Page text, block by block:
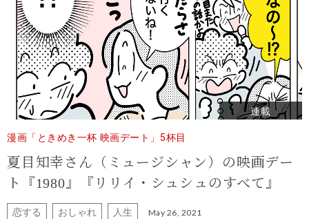
連載
漫画「ときめき一杯 映画デート」5杯目
夏目知幸さん（ミュージシャン）の映画デー
ト
『1980』『リリイ・シュシュのすべて』
恋する おしゃれ 人生 May 26, 2021